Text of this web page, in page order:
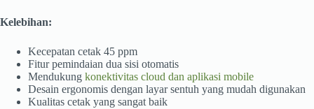
Kelebihan:
Kecepatan cetak 45 ppm
Fitur pemindaian dua sisi otomatis
Mendukung konektivitas cloud dan aplikasi mobile
Desain ergonomis dengan layar sentuh yang mudah digunakan
Kualitas cetak yang sangat baik